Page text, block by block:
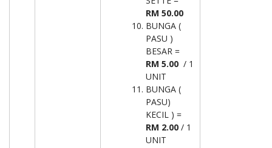
RM 50.00
BUNGA (
PASU )
BESAR =
RM 5.00 / 1
UNIT
BUNGA (
PASU)
KECIL ) =
RM 2.00 / 1
UNIT